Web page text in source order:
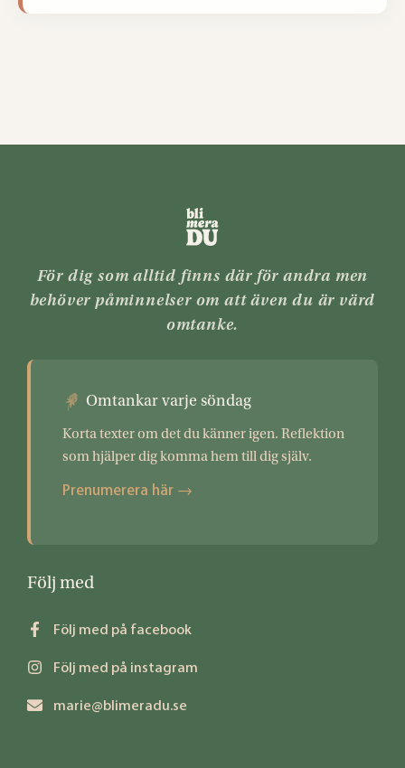
För dig som alltid finns där för andra men
behöver påminnelser om att även du är värd
omtanke.
Omtankar varje söndag
Korta texter om det du känner igen. Reflektion
som hjälper dig komma hem till dig själv.
Prenumerera här →
Följ med
Följ med på facebook
Följ med på instagram
marie@blimeradu.se